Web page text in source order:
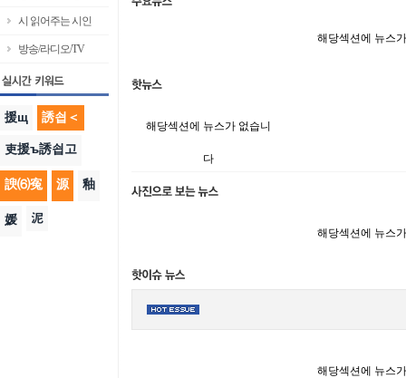
시 읽어주는 시인
방송/라디오/TV
援щ 誘쇱＜
吏援ъ誘쇱고
諛⑹寃 源 釉
媛 泥
해당섹션에 뉴스
해당섹션에 뉴스가 없습니
다
해당섹션에 뉴스
해당섹션에 뉴스